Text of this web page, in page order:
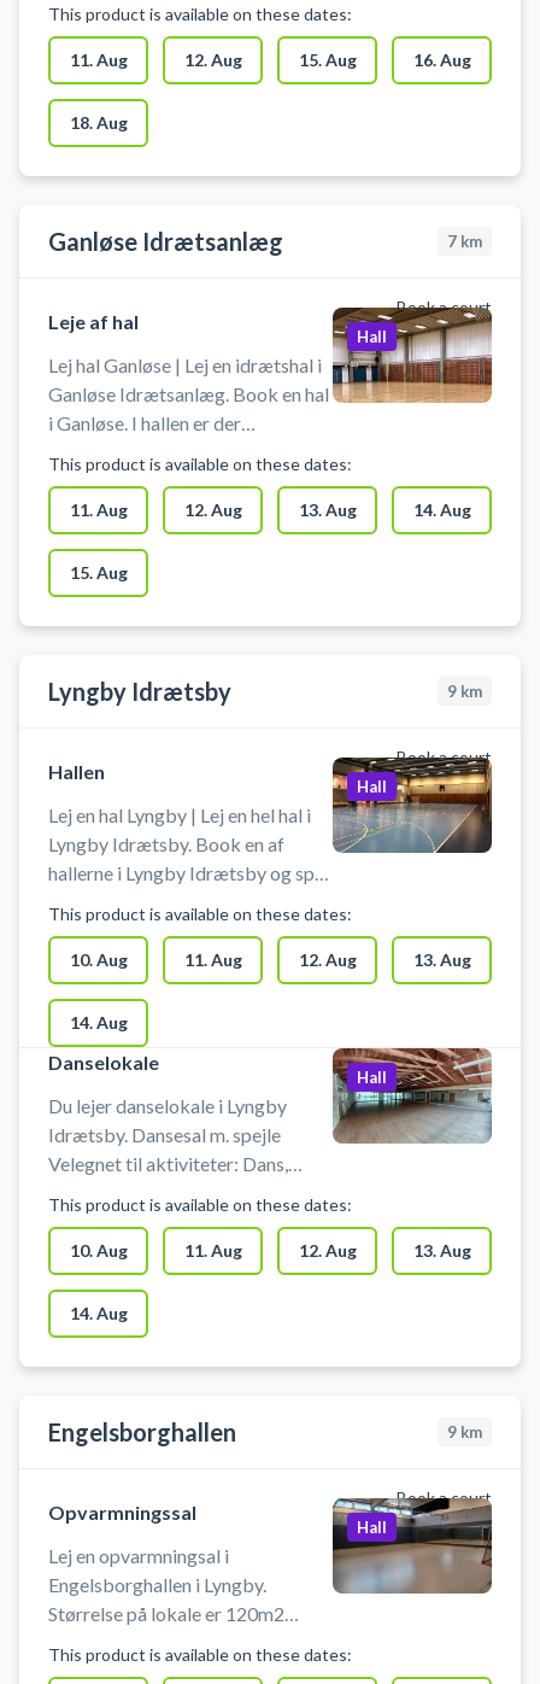
omklædning.
This product is available on these dates:
11. Aug 12. Aug 15. Aug 16. Aug
18. Aug
Ganløse Idrætsanlæg 7 km
Book a court
Leje af hal
Lej hal Ganløse | Lej en idrætshal i
Ganløse Idrætsanlæg. Book en hal
i Ganløse. I hallen er der
volleynet, basketballkurve og
bordtennisborde. Medbring selv
ketcher og bolde.
Hall
This product is available on these dates:
11. Aug 12. Aug 13. Aug 14. Aug
15. Aug
Lyngby Idrætsby 9 km
Book a court
Hallen
Lej en hal Lyngby | Lej en hel hal i
Lyngby Idrætsby. Book en af
hallerne i Lyngby Idrætsby og spil
af hallen kan bruges til blandt
andet indendørs fodbold,
håndbold, volley og badminton.
Der er net og mål til rådighed. Der
er mulighed for omklædning og
gratis parkering ved booking af
hallerne i Lyngby Idrætsby.
Hall
This product is available on these dates:
10. Aug 11. Aug 12. Aug 13. Aug
14. Aug
Danselokale
Du lejer danselokale i Lyngby
Idrætsby. Dansesal m. spejle
Velegnet til aktiviteter: Dans,
personer: 20
Hall
This product is available on these dates:
10. Aug 11. Aug 12. Aug 13. Aug
14. Aug
Engelsborghallen 9 km
Book a court
Opvarmningssal
Lej en opvarmningsal i
Engelsborghallen i Lyngby.
Størrelse på lokale er 120m2
spejle. Velegnet til aktiviter: Dans,
Hall
This product is available on these dates: